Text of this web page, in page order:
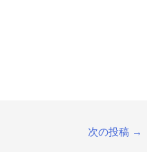
次の投稿 →